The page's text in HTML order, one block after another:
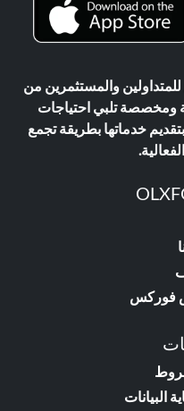
والمستثمرين من
ومخصصة تلبي احتياجات
خدماتها بطريقة تجمع
فوركس
البيانات